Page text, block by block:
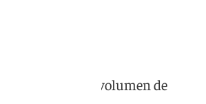
con más volumen de